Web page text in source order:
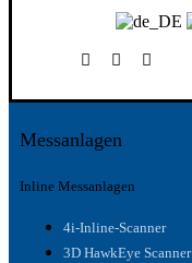
Messanlagen
Inline Messanlagen
4i-Inline-Scanner
3D HawkEye Scanner